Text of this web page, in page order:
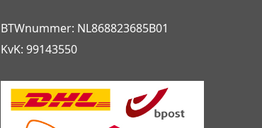
BTWnummer: NL868823685B01
KvK: 99143550